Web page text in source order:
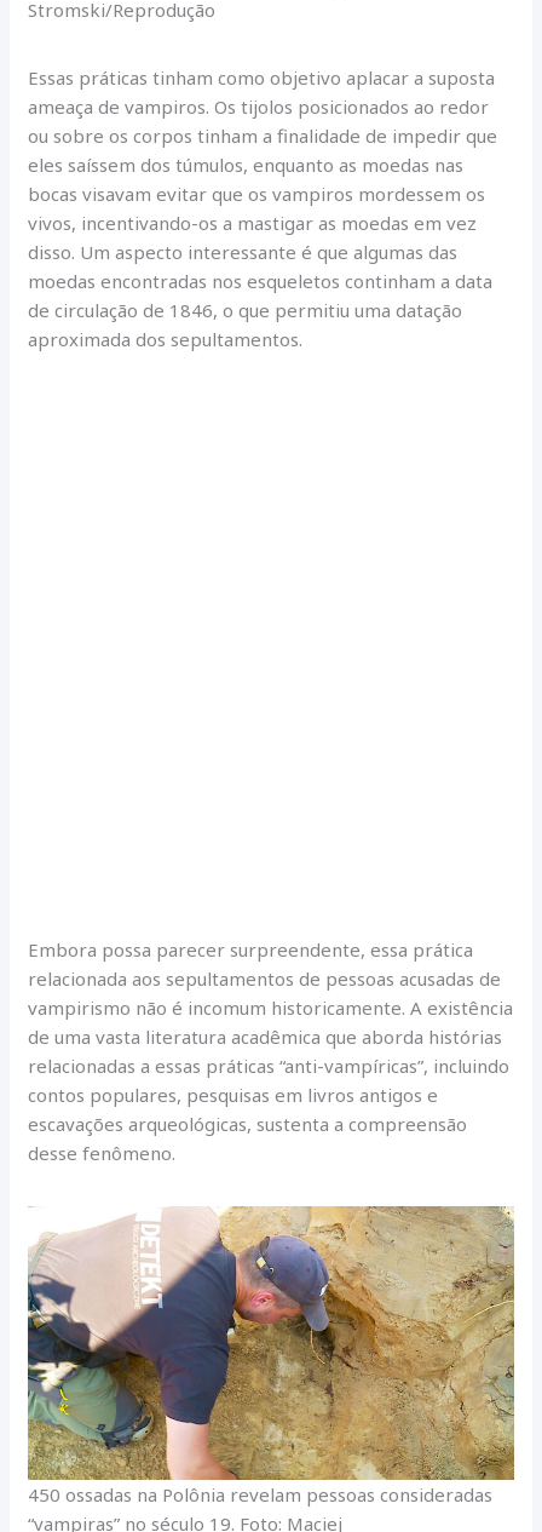
Stromski/Reprodução
Essas práticas tinham como objetivo aplacar a suposta
ameaça de vampiros. Os tijolos posicionados ao redor
ou sobre os corpos tinham a finalidade de impedir que
eles saíssem dos túmulos, enquanto as moedas nas
bocas visavam evitar que os vampiros mordessem os
vivos, incentivando-os a mastigar as moedas em vez
disso. Um aspecto interessante é que algumas das
moedas encontradas nos esqueletos continham a data
de circulação de 1846, o que permitiu uma datação
aproximada dos sepultamentos.
Embora possa parecer surpreendente, essa prática
relacionada aos sepultamentos de pessoas acusadas de
vampirismo não é incomum historicamente. A existência
de uma vasta literatura acadêmica que aborda histórias
relacionadas a essas práticas “anti-vampíricas”, incluindo
contos populares, pesquisas em livros antigos e
escavações arqueológicas, sustenta a compreensão
desse fenômeno.
450 ossadas na Polônia revelam pessoas consideradas
“vampiras” no século 19. Foto: Maciej